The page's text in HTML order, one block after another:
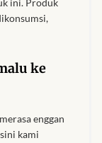
ini. Produk
ke
enggan
kami